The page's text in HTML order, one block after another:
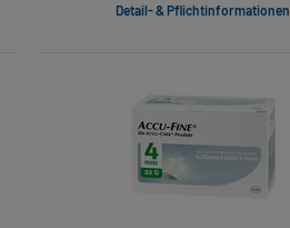
Detail- & Pflichtinformationen